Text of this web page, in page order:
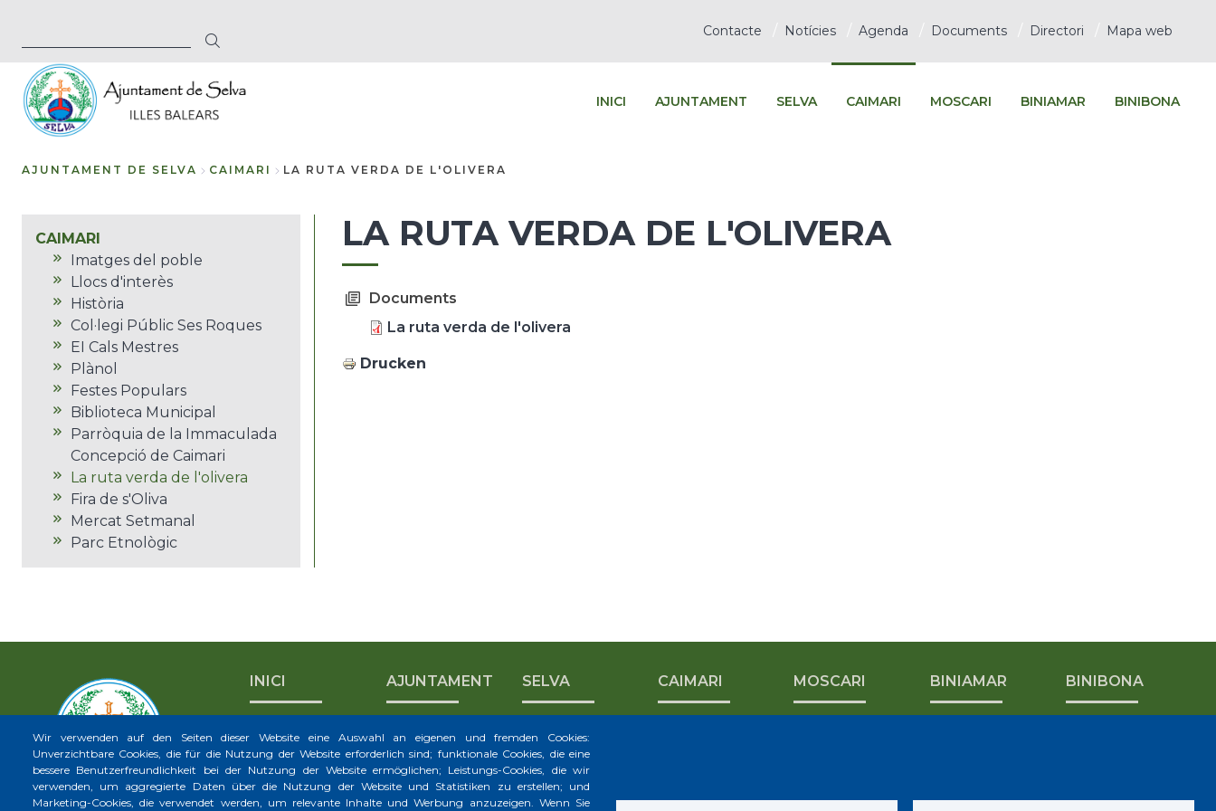
Inhalt
Contacte Notícies Agenda Documents Directori Mapa web
INICI AJUNTAMENT SELVA CAIMARI MOSCARI BINIAMAR BINIBONA
Breadcrumb
AJUNTAMENT DE SELVA CAIMARI LA RUTA VERDA DE L'OLIVERA
CAIMARI
Imatges del poble
Llocs d'interès
Història
Col·legi Públic Ses Roques
EI Cals Mestres
Plànol
Festes Populars
Biblioteca Municipal
Parròquia de la Immaculada
Concepció de Caimari
La ruta verda de l'olivera
Fira de s'Oliva
Mercat Setmanal
Parc Etnològic
LA RUTA VERDA DE L'OLIVERA
Documents
La ruta verda de l'olivera
Drucken
Wir verwenden auf den Seiten dieser Website eine Auswahl an eigenen und fremden Cookies:
Unverzichtbare Cookies, die für die Nutzung der Website erforderlich sind; funktionale Cookies, die eine
bessere Benutzerfreundlichkeit bei der Nutzung der Website ermöglichen; Leistungs-Cookies, die wir
verwenden, um aggregierte Daten über die Nutzung der Website und Statistiken zu erstellen; und
Marketing-Cookies, die verwendet werden, um relevante Inhalte und Werbung anzuzeigen. Wenn Sie
INICI AJUNTAMENT SELVA CAIMARI MOSCARI BINIAMAR BINIBONA